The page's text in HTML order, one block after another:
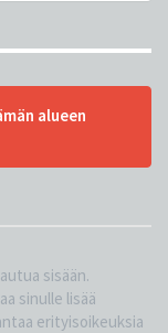
alueen
sisään.
sinulle lisää
erityisoikeuksia